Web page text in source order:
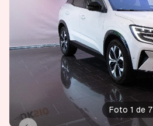
Foto 1 de 7